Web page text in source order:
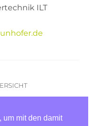
ILT
um mit den damit